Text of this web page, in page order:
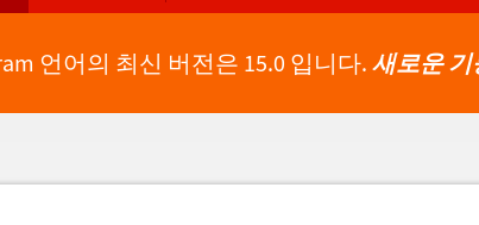
언어의 최신 버전은 15.0 입니다. 새로운 기